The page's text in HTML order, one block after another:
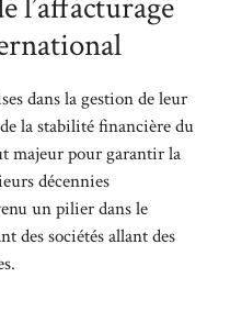
dans la gestion de leur
la stabilité financière du
majeur pour garantir la
décennies
un pilier dans le
des sociétés allant des